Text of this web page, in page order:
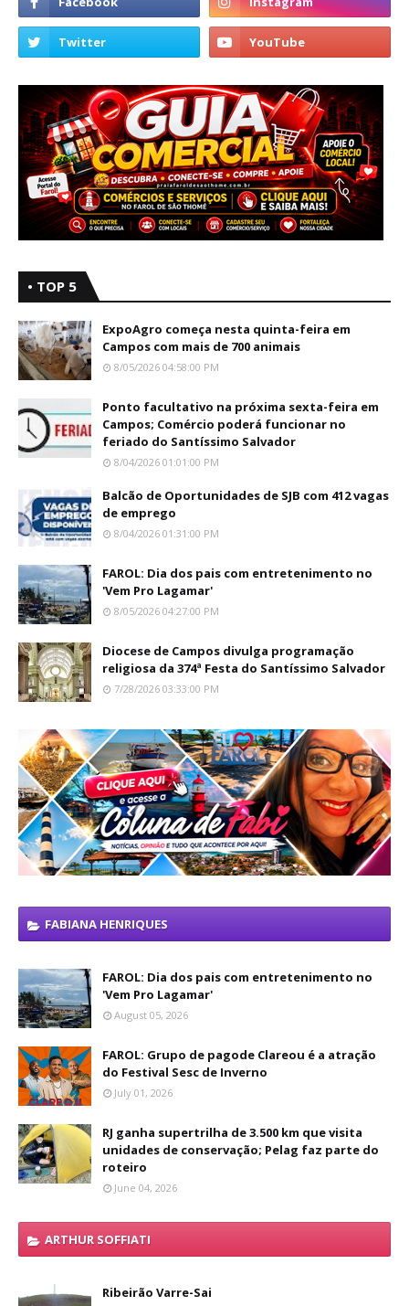
• TOP 5
ExpoAgro começa nesta quinta-feira em
Campos com mais de 700 animais
8/05/2026 04:58:00 PM
Ponto facultativo na próxima sexta-feira em
Campos; Comércio poderá funcionar no
feriado do Santíssimo Salvador
8/04/2026 01:01:00 PM
Balcão de Oportunidades de SJB com 412 vagas
de emprego
8/04/2026 01:31:00 PM
FAROL: Dia dos pais com entretenimento no
'Vem Pro Lagamar'
8/05/2026 04:27:00 PM
Diocese de Campos divulga programação
religiosa da 374ª Festa do Santíssimo Salvador
7/28/2026 03:33:00 PM
FABIANA HENRIQUES
FAROL: Dia dos pais com entretenimento no
'Vem Pro Lagamar'
August 05, 2026
FAROL: Grupo de pagode Clareou é a atração
do Festival Sesc de Inverno
July 01, 2026
RJ ganha supertrilha de 3.500 km que visita
unidades de conservação; Pelag faz parte do
roteiro
June 04, 2026
ARTHUR SOFFIATI
Ribeirão Varre-Sai